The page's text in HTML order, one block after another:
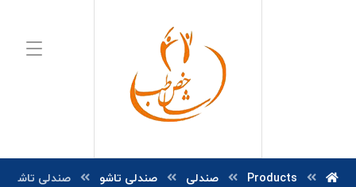
Products صندلی صندلی تاشو
صندلی تاش